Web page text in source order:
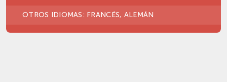
OTROS IDIOMAS: FRANCÉS, ALEMÁN